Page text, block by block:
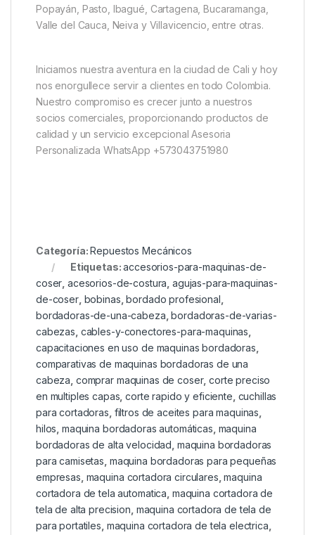
Popayán, Pasto, Ibagué, Cartagena, Bucaramanga,
Valle del Cauca, Neiva y Villavicencio, entre otras.
Iniciamos nuestra aventura en la ciudad de Cali y hoy
nos enorgullece servir a clientes en todo Colombia.
Nuestro compromiso es crecer junto a nuestros
socios comerciales, proporcionando productos de
calidad y un servicio excepcional Asesoria
Personalizada WhatsApp +573043751980
Categoría:Repuestos Mecánicos
Etiquetas:accesorios-para-maquinas-de-
coser ,acesorios-de-costura agujas-para-maquinas-
de-coser, bobinas ,bordado profesional
bordadoras-de-una-cabeza ,bordadoras-de-varias-
cabezas cables-y-conectores-para-maquinas
capacitaciones en uso de maquinas bordadoras
comparativas de maquinas bordadoras de una
cabeza comprar maquinas de coser,corte preciso
en multiples capas ,corte rapido y eficiente cuchillas
para cortadoras filtros de aceites para maquinas
hilos ,maquina bordadoras automáticas maquina
bordadoras de alta velocidad maquina bordadoras
para camisetas maquina bordadoras para pequeñas
empresas maquina cortadora circulares ,maquina
cortadora de tela automatica maquina cortadora de
tela de alta precision maquina cortadora de tela de
para portatiles maquina cortadora de tela electrica